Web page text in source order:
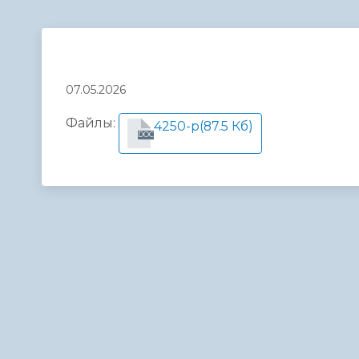
администрации
07.05.2026
Файлы:
DOC
4250-р(87.5 Кб)